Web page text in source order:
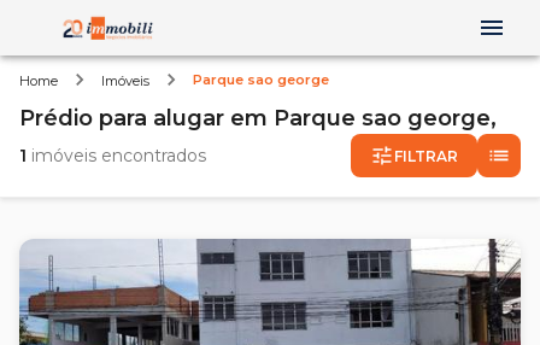
Home Imóveis Parque sao george
Prédio para alugar em Parque sao george,
1 imóveis encontrados FILTRAR